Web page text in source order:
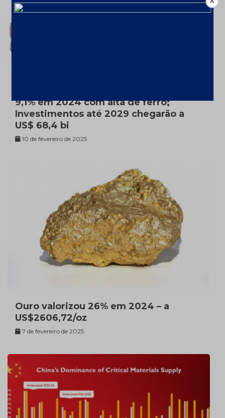
9,1% em 2024 com alta de ferro;
Investimentos até 2029 chegarão a
US$ 68,4 bi
10 de fevereiro de 2025
Ouro valorizou 26% em 2024 – a
US$2606,72/oz
7 de fevereiro de 2025